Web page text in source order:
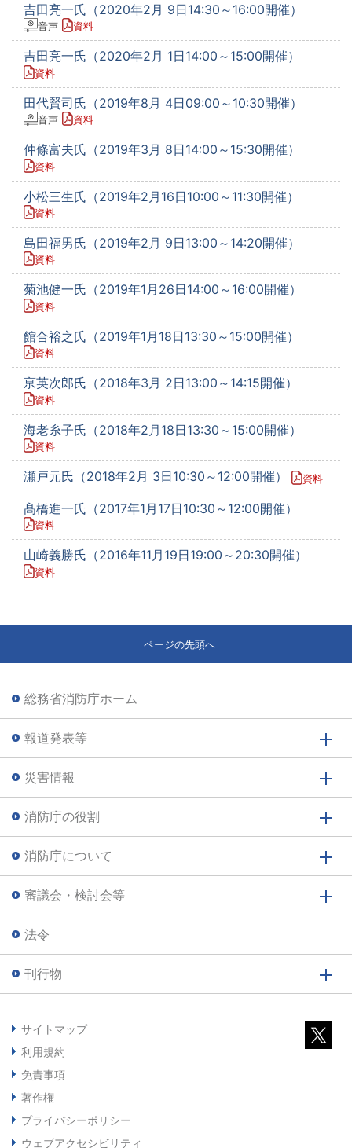
吉田亮一氏（2020年2月 9日14:30～16:00開催）
音声 資料
吉田亮一氏（2020年2月 1日14:00～15:00開催）
資料
田代賢司氏（2019年8月 4日09:00～10:30開催）
音声 資料
仲條富夫氏（2019年3月 8日14:00～15:30開催）
資料
小松三生氏（2019年2月16日10:00～11:30開催）
資料
島田福男氏（2019年2月 9日13:00～14:20開催）
資料
菊池健一氏（2019年1月26日14:00～16:00開催）
資料
館合裕之氏（2019年1月18日13:30～15:00開催）
資料
亰英次郎氏（2018年3月 2日13:00～14:15開催）
資料
海老糸子氏（2018年2月18日13:30～15:00開催）
資料
瀬戸元氏（2018年2月 3日10:30～12:00開催） 資料
髙橋進一氏（2017年1月17日10:30～12:00開催）
資料
山崎義勝氏（2016年11月19日19:00～20:30開催）
資料
ページの先頭へ
総務省消防庁ホーム
報道発表等
災害情報
消防庁の役割
消防庁について
審議会・検討会等
法令
刊行物
サイトマップ
利用規約
免責事項
著作権
プライバシーポリシー
ウェブアクセシビリティ